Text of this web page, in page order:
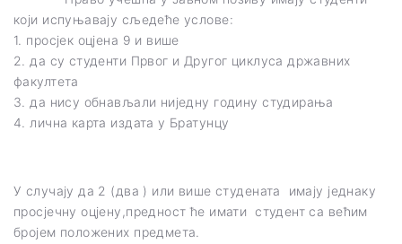
који испуњавају сљедеће услове:
1. просјек оцјена 9 и више
2. да су студенти Првог и Другог циклуса државних
факултета
3. да нису обнављали ниједну годину студирања
4. лична карта издата у Братунцу
У случају да 2 (два ) или више студената имају једнаку
просјечну оцјену,предност ће имати студент са већим
бројем положених предмета.